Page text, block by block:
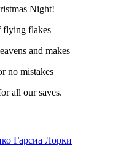
Night!
flying flakes
and makes
no mistakes
all our saves.
Гарсиа Лорки